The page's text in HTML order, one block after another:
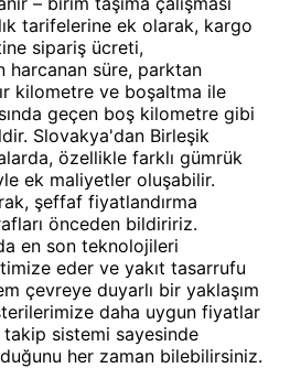
tarifelerine ek olarak, kargo
sipariş ücreti,
harcanan süre, parktan
kilometre ve boşaltma ile
geçen boş kilometre gibi
Slovakya'dan Birleşik
özellikle farklı gümrük
ek maliyetler oluşabilir.
şeffaf fiyatlandırma
önceden bildiririz.
en son teknolojileri
eder ve yakıt tasarrufu
çevreye duyarlı bir yaklaşım
daha uygun fiyatlar
takip sistemi sayesinde
her zaman bilebilirsiniz.